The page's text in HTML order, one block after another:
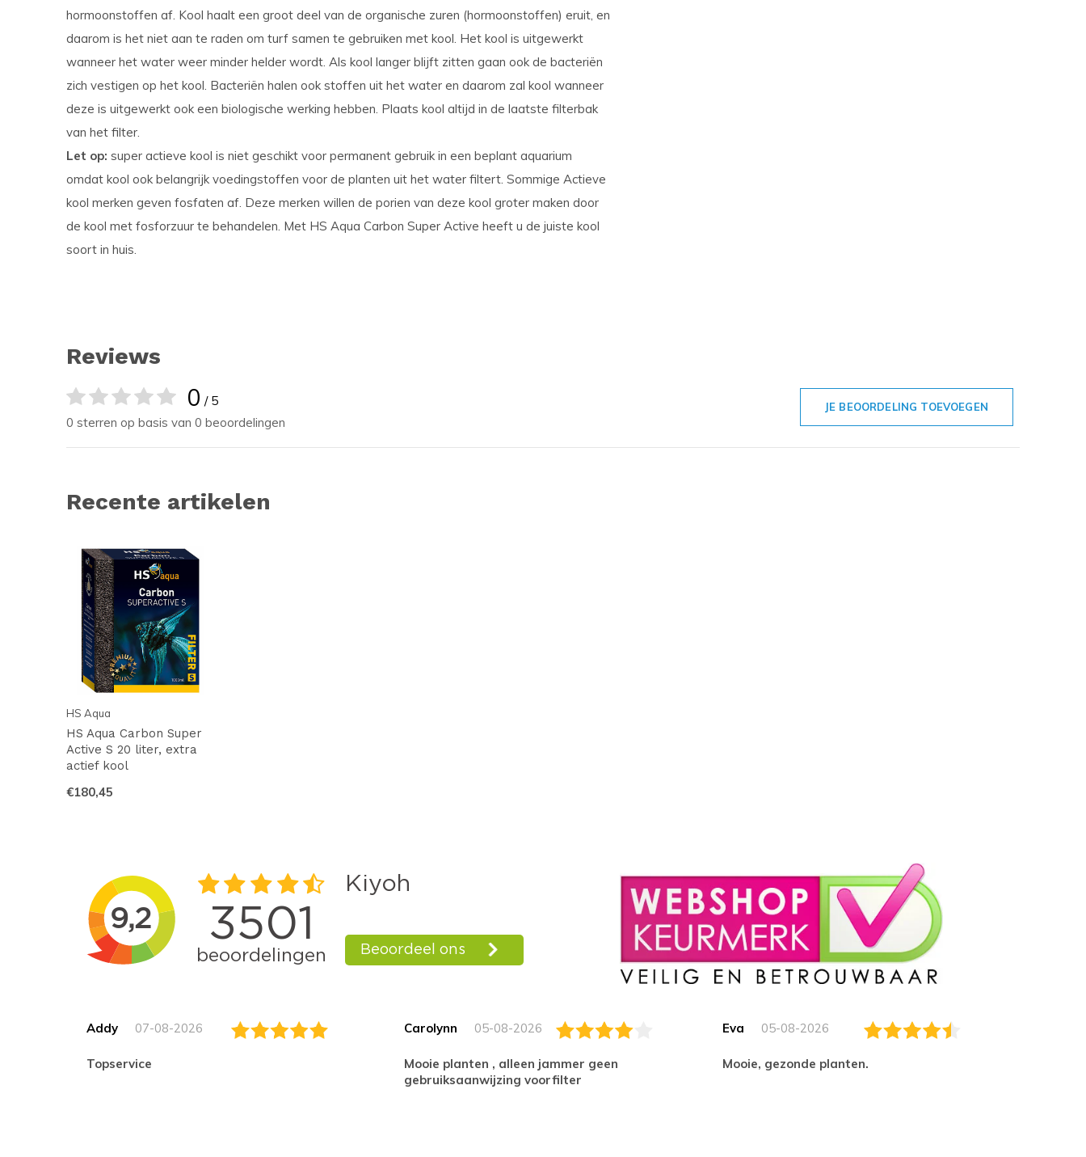
hormoonstoffen af. Kool haalt een groot deel van de organische zuren (hormoonstoffen) eruit, en
daarom is het niet aan te raden om turf samen te gebruiken met kool. Het kool is uitgewerkt
wanneer het water weer minder helder wordt. Als kool langer blijft zitten gaan ook de bacteriën
zich vestigen op het kool. Bacteriën halen ook stoffen uit het water en daarom zal kool wanneer
deze is uitgewerkt ook een biologische werking hebben. Plaats kool altijd in de laatste filterbak
van het filter.
Let op: super actieve kool is niet geschikt voor permanent gebruik in een beplant aquarium
omdat kool ook belangrijk voedingstoffen voor de planten uit het water filtert. Sommige Actieve
kool merken geven fosfaten af. Deze merken willen de porien van deze kool groter maken door
de kool met fosforzuur te behandelen. Met HS Aqua Carbon Super Active heeft u de juiste kool
soort in huis.
Reviews
0 / 5
0 sterren op basis van 0 beoordelingen
JE BEOORDELING TOEVOEGEN
Recente artikelen
HS Aqua
HS Aqua Carbon Super
Active S 20 liter, extra
actief kool
€180,45
Addy 07-08-2026
topservice
Carolynn 05-08-2026
Mooie planten , alleen jammer geen
gebruiksaanwijzing voorfilter
Eva 05-08-2026
Mooie, gezonde planten.